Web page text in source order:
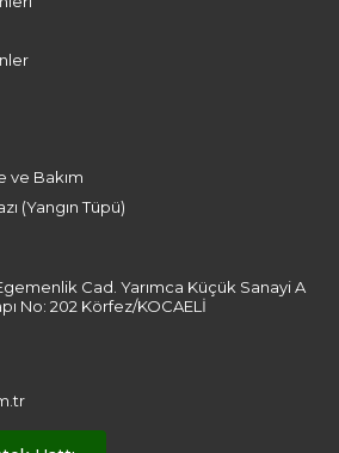
ve Bakım
(Yangın Tüpü)
Cad. Yarımca Küçük Sanayi A
No: 202 Körfez/KOCAELİ